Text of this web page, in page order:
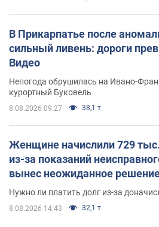
В Прикарпатье после
сильный ливень: дороги
Видео
Непогода обрушилась на Ивано-
курортный Буковель
8.08.2026 09:27 38,1 т.
Женщине начислили 729 тыс.
из-за показаний
вынес неожиданное
Нужно ли платить долг из-за
8.08.2026 14:43 32,1 т.